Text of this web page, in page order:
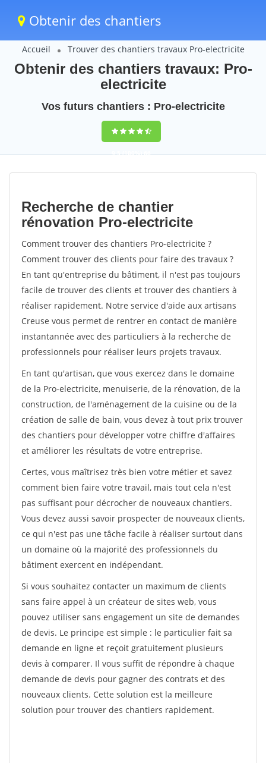
Obtenir des chantiers
Accueil Trouver des chantiers travaux Pro-electricite
Obtenir des chantiers travaux: Pro-
electricite
Vos futurs chantiers : Pro-electricite
9,5(100%)66
votes
Recherche de chantier
rénovation Pro-electricite
Comment trouver des chantiers Pro-electricite ?
Comment trouver des clients pour faire des travaux ?
En tant qu'entreprise du bâtiment, il n'est pas toujours
facile de trouver des clients et trouver des chantiers à
réaliser rapidement. Notre service d'aide aux artisans
Creuse vous permet de rentrer en contact de manière
instantannée avec des particuliers à la recherche de
professionnels pour réaliser leurs projets travaux.
En tant qu'artisan, que vous exercez dans le domaine
de la Pro-electricite, menuiserie, de la rénovation, de la
construction, de l'aménagement de la cuisine ou de la
création de salle de bain, vous devez à tout prix trouver
des chantiers pour développer votre chiffre d'affaires
et améliorer les résultats de votre entreprise.
Certes, vous maîtrisez très bien votre métier et savez
comment bien faire votre travail, mais tout cela n'est
pas suffisant pour décrocher de nouveaux chantiers.
Vous devez aussi savoir prospecter de nouveaux clients,
ce qui n'est pas une tâche facile à réaliser surtout dans
un domaine où la majorité des professionnels du
bâtiment exercent en indépendant.
Si vous souhaitez contacter un maximum de clients
sans faire appel à un créateur de sites web, vous
pouvez utiliser sans engagement un site de demandes
de devis. Le principe est simple : le particulier fait sa
demande en ligne et reçoit gratuitement plusieurs
devis à comparer. Il vous suffit de répondre à chaque
demande de devis pour gagner des contrats et des
nouveaux clients. Cette solution est la meilleure
solution pour trouver des chantiers rapidement.